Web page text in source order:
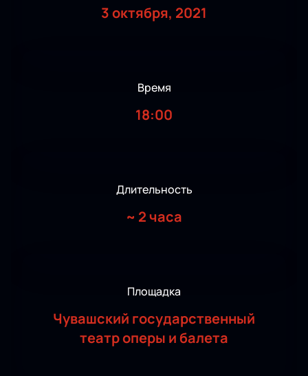
3 октября, 2021
Время
18:00
Длительность
~ 2 часа
Площадка
Чувашский государственный
театр оперы и балета